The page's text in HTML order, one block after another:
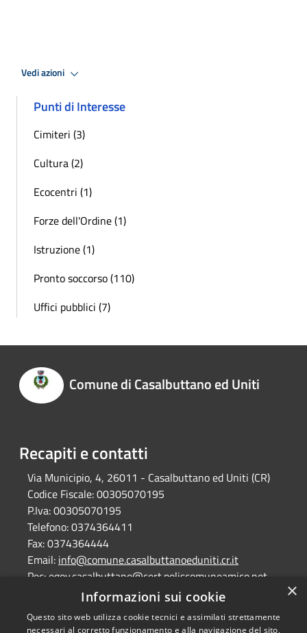
Vedi azioni
Punti di Interesse
Cimiteri (3)
Cultura (2)
Ecocentri (1)
Forze dell'Ordine (1)
Istruzione (1)
Pronto soccorso (110)
Uffici pubblici (7)
Comune di Casalbuttano ed Uniti
Recapiti e contatti
Via Municipio, 4, 26011 - Casalbuttano ed Uniti (CR)
Codice Fiscale:00305070195
P.Iva:00305070195
Telefono:0374364411
Fax:0374364444
Email: info@comune.casalbuttanoeduniti.cr.it
Pec: egov.casalbuttano@cert.poliscomuneamico.net
RSS Copyright © 2026 • Comune di
×
Informazioni sui cookie
Questo sito web utilizza cookie tecnici e assimilati strettamente
necessari al corretto funzionamento e alla navigazione del sito,